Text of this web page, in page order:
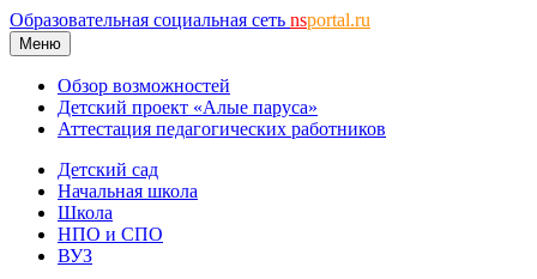
Образовательная социальная сеть nsportal.ru
Меню
Обзор возможностей
Детский проект «Алые паруса»
Аттестация педагогических работников
Детский сад
Начальная школа
Школа
НПО и СПО
ВУЗ